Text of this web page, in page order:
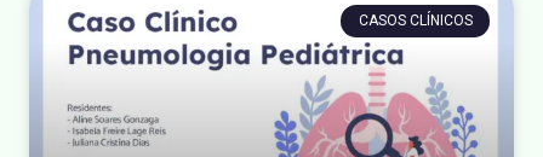
CASOS CLÍNICOS